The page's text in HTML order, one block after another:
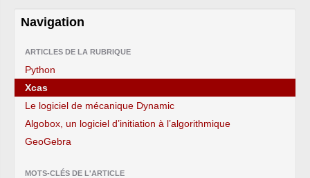
Navigation
ARTICLES DE LA RUBRIQUE
Python
Xcas
Le logiciel de mécanique Dynamic
Algobox, un logiciel d’initiation à l’algorithmique
GeoGebra
MOTS-CLÉS DE L'ARTICLE